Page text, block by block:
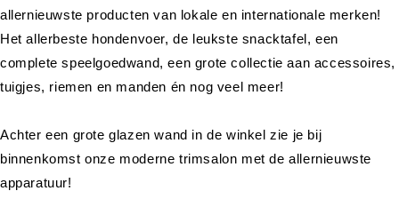
allernieuwste producten van lokale en internationale merken!
Het allerbeste hondenvoer, de leukste snacktafel, een
complete speelgoedwand, een grote collectie aan accessoires,
tuigjes, riemen en manden én nog veel meer!
Achter een grote glazen wand in de winkel zie je bij
binnenkomst onze moderne trimsalon met de allernieuwste
apparatuur!